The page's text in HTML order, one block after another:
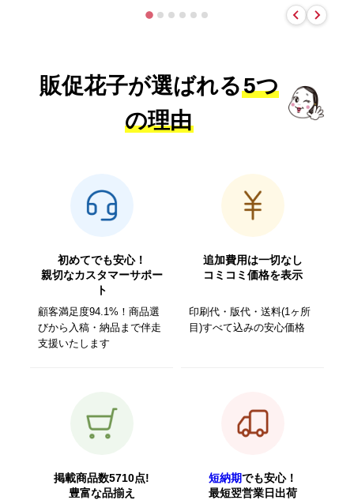
販促花子が選ばれる5つ
の理由
初めてでも安心！
親切なカスタマーサポー
ト
顧客満足度94.1%！商品選
びから入稿・納品まで伴走
支援いたします
追加費用は一切なし
コミコミ価格を表示
印刷代・版代・送料(1ヶ所
目)すべて込みの安心価格
掲載商品数5710点!
豊富な品揃え
短納期でも安心！
最短翌営業日出荷